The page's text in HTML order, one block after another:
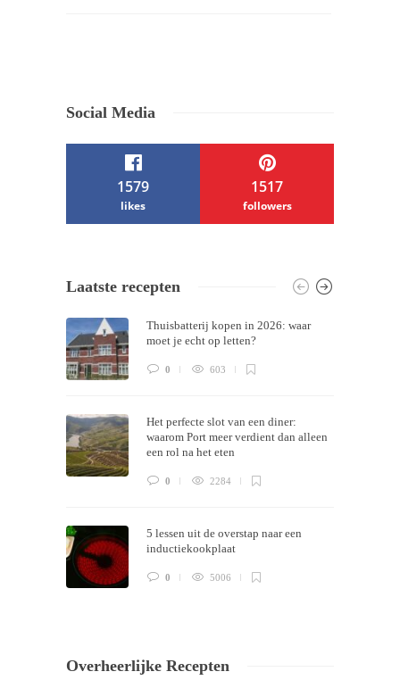
Social Media
1579
likes
1517
followers
Themes bySilicon Themes . Join us right
now!
Laatste recepten
Thuisbatterij kopen in 2026: waar
moet je echt op letten?
0 603
Het perfecte slot van een diner:
waarom Port meer verdient dan alleen
een rol na het eten
0 2284
5 lessen uit de overstap naar een
inductiekookplaat
0 5006
Overheerlijke Recepten